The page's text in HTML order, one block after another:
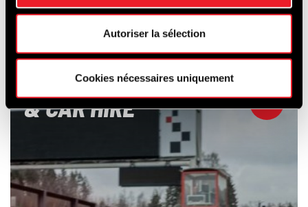
Autoriser la sélection
Cookies nécessaires uniquement
SCHOOLING
& CAR HIRE